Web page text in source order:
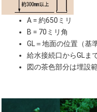
A = 約650ミリ
B = 70ミリ角
GL＝地面の位置（基
給水接続口からGLま
図の茶色部分は埋設